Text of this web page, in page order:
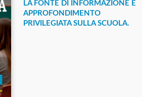
LA FONTE DI INFORMAZIONE E
APPROFONDIMENTO
PRIVILEGIATA SULLA SCUOLA.